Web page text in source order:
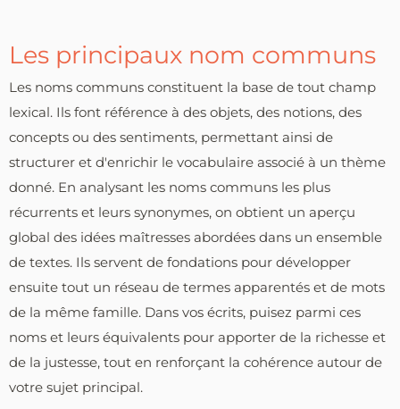
Les principaux nom communs
Les noms communs constituent la base de tout champ
lexical. Ils font référence à des objets, des notions, des
concepts ou des sentiments, permettant ainsi de
structurer et d'enrichir le vocabulaire associé à un thème
donné. En analysant les noms communs les plus
récurrents et leurs synonymes, on obtient un aperçu
global des idées maîtresses abordées dans un ensemble
de textes. Ils servent de fondations pour développer
ensuite tout un réseau de termes apparentés et de mots
de la même famille. Dans vos écrits, puisez parmi ces
noms et leurs équivalents pour apporter de la richesse et
de la justesse, tout en renforçant la cohérence autour de
votre sujet principal.